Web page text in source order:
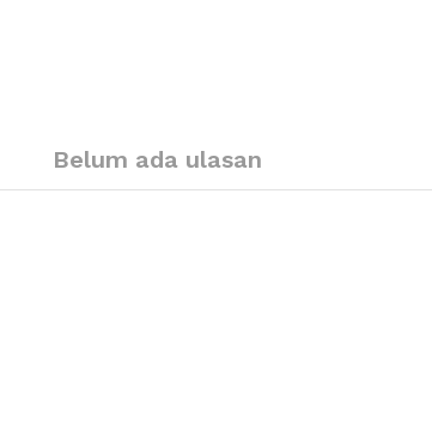
Belum ada ulasan